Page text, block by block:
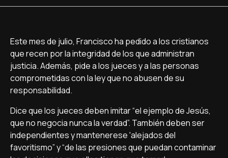
Este mes de julio, Francisco ha pedido a los cristianos
que recen por la integridad de los que administran
justicia. Además, pide a los jueces y a las personas
comprometidas con la ley que no abusen de su
responsabilidad.
Dice que los jueces deben imitar “el ejemplo de Jesús,
que no negocia nunca la verdad”. También deben ser
independientes y mantenerese 'alejados del
favoritismo” y “de las presiones que puedan contaminar